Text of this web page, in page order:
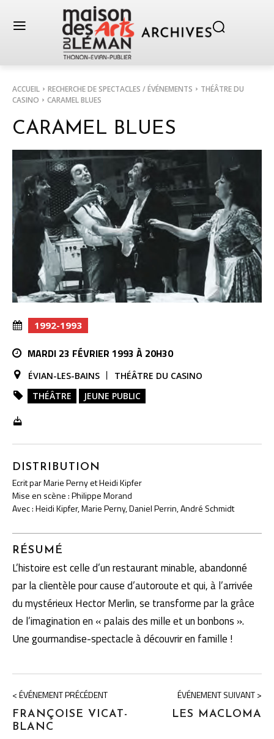
ACCUEIL RECHERCHE DE SPECTACLES / ÉVÉNEMENTS
THÉÂTRE DU
CASINO
CARAMEL BLUES
CARAMEL BLUES
1992-1993
MARDI 23 FÉVRIER 1993 À 20H30
ÉVIAN-LES-BAINS
THÉÂTRE DU CASINO
THÉÂTRE
JEUNE PUBLIC
DISTRIBUTION
Ecrit par Marie Perny et Heidi Kipfer
Mise en scène : Philippe Morand
Avec : Heidi Kipfer, Marie Perny, Daniel Perrin, André Schmidt
RÉSUMÉ
L’histoire est celle d’un restaurant minable, abandonné
par la clientèle pour cause d’autoroute et qui, à l’arrivée
du mystérieux Hector Merlin, se transforme par la grâce
de l’imagination en « palais des mille et un bonbons ».
Une gourmandise-spectacle à découvrir en famille !
< ÉVÉNEMENT PRÉCÉDENT
FRANÇOISE VICAT-
BLANC
ÉVÉNEMENT SUIVANT >
LES MACLOMA